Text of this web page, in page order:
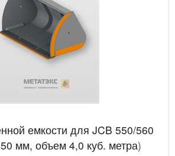
емкости для JCB 550/560
мм, объем 4,0 куб. метра)